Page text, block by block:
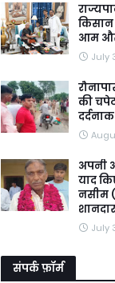
आम और
July
की
अपनी
याद
नसीम
July
संपर्क फ़ॉर्म